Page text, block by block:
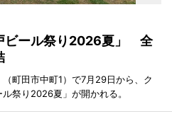
ビール祭り2026夏」 全
町田市中町1）で7月29日から、ク
祭り2026夏」が開かれる。